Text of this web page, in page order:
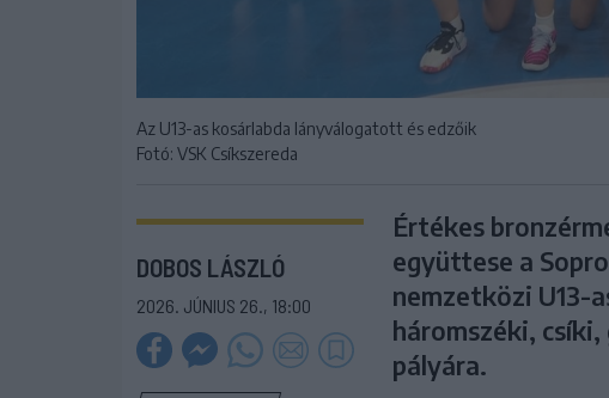
Az U13-as kosárlabda lányválogatott és edzőik
Fotó: VSK Csíkszereda
DOBOS LÁSZLÓ
2026. JÚNIUS 26., 18:00
Értékes
együttese a
nemzetközi U13-
háromszéki,
pályára.